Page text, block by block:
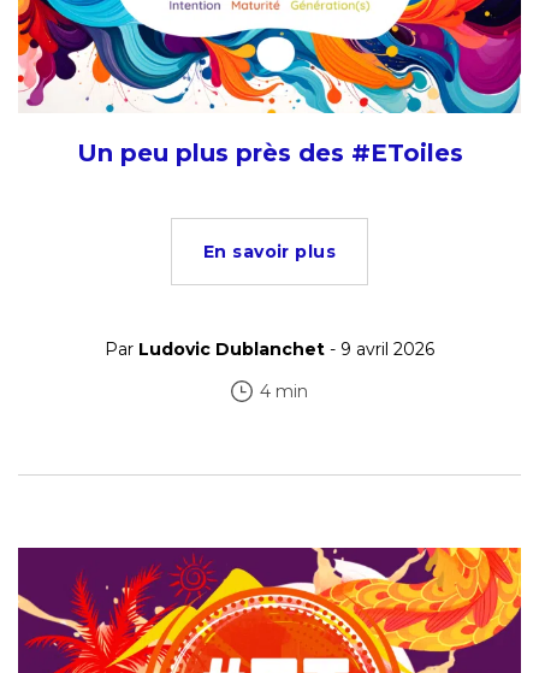
Un peu plus près des #EToiles
En savoir plus
Par Ludovic Dublanchet - 9 avril 2026
4 min